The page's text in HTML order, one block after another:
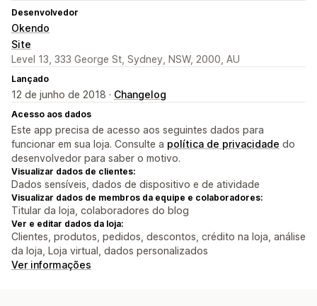
Desenvolvedor
Okendo
Site
Level 13, 333 George St, Sydney, NSW, 2000, AU
Lançado
12 de junho de 2018 · Changelog
Acesso aos dados
Este app precisa de acesso aos seguintes dados para
funcionar em sua loja. Consulte a política de privacidade do
desenvolvedor para saber o motivo.
Visualizar dados de clientes:
Dados sensíveis, dados de dispositivo e de atividade
Visualizar dados de membros da equipe e colaboradores:
Titular da loja, colaboradores do blog
Ver e editar dados da loja:
Clientes, produtos, pedidos, descontos, crédito na loja, análise
da loja, Loja virtual, dados personalizados
Ver informações